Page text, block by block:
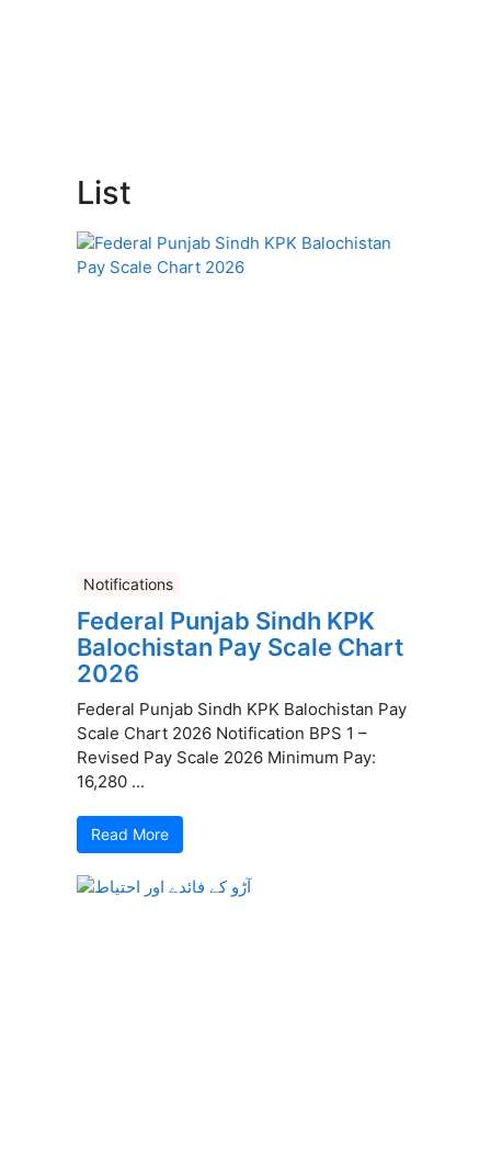
List
Notifications
Federal Punjab Sindh KPK
Balochistan Pay Scale Chart
2026
Federal Punjab Sindh KPK Balochistan Pay
Scale Chart 2026 Notification BPS 1 –
Revised Pay Scale 2026 Minimum Pay:
16,280 ...
Read More